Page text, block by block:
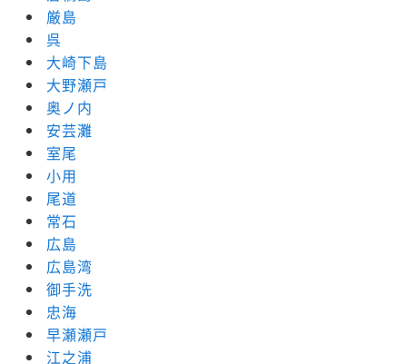
厳島
呉
大崎下島
大野瀬戸
奥ノ内
安芸灘
室尾
小用
尾道
常石
広島
広島湾
御手洗
忠海
早瀬瀬戸
江之浦